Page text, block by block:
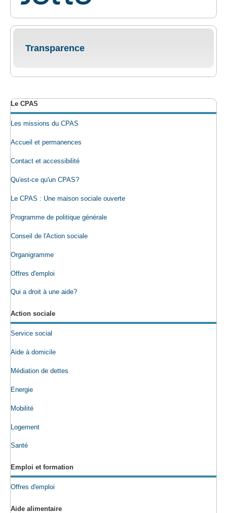
Transparence
Le CPAS
Les missions du CPAS
Accueil et permanences
Contact et accessibilité
Qu'est-ce qu'un CPAS?
Le CPAS : Une maison sociale ouverte
Programme de politique générale
Conseil de l'Action sociale
Organigramme
Offres d'emploi
Qui a droit à une aide?
Action sociale
Service social
Aide à domicile
Médiation de dettes
Energie
Mobilité
Logement
Santé
Emploi et formation
Offres d'emploi
Aide alimentaire